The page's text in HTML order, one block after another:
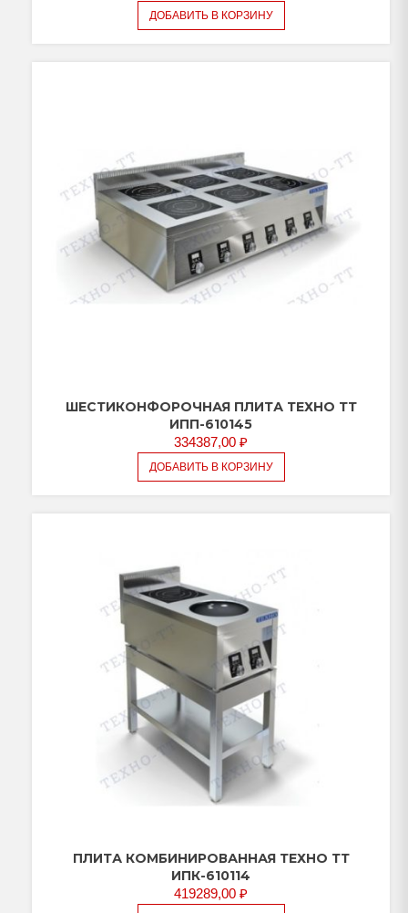
ДОБАВИТЬ В КОРЗИНУ
ШЕСТИКОНФОРОЧНАЯ ПЛИТА ТЕХНО ТТ
ИПП-610145
334387,00 ₽
ДОБАВИТЬ В КОРЗИНУ
ПЛИТА КОМБИНИРОВАННАЯ ТЕХНО ТТ
ИПК-610114
419289,00 ₽